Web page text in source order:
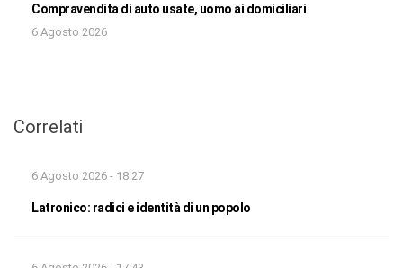
Compravendita di auto usate, uomo ai domiciliari
6 Agosto 2026
Correlati
6 Agosto 2026 - 18:27
Latronico: radici e identità di un popolo